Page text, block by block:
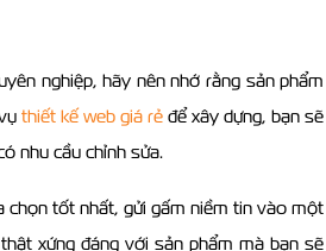
nghiệp, hãy nên nhớ rằng sản phẩm
thiết kế web giá rẻ để xây dựng, bạn sẽ
nhu cầu chỉnh sửa.
chọn tốt nhất, gửi gấm niềm tin vào một
xứng đáng với sản phẩm mà bạn sẽ